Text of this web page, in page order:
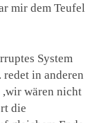
mir dem Teufel
System
in anderen
,wir wären nicht
die